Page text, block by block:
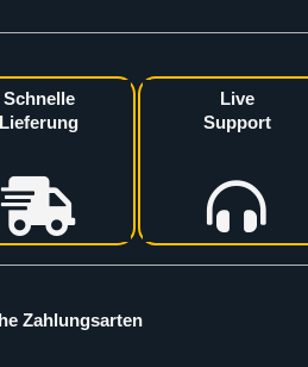
Schnelle
Lieferung
Live
Support
Zahlungsarten